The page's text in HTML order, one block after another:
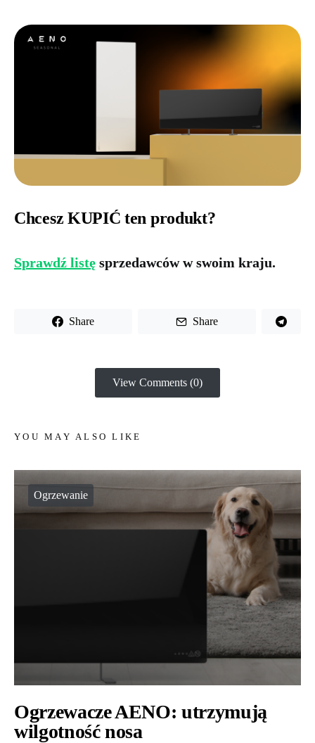
Chcesz KUPIĆ ten produkt?
Sprawdź listę sprzedawców w swoim kraju.
Share Share
View Comments (0)
YOU MAY ALSO LIKE
Ogrzewanie
Ogrzewacze AENO: utrzymują
wilgotność nosa